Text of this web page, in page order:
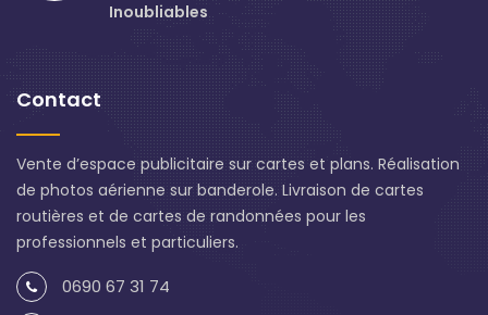
Inoubliables
Contact
Vente d’espace publicitaire sur cartes et plans. Réalisation
de photos aérienne sur banderole. Livraison de cartes
routières et de cartes de randonnées pour les
professionnels et particuliers.
0690 67 31 74